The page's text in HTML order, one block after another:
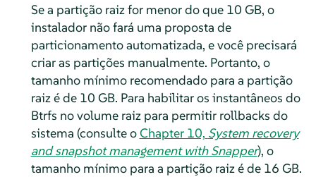
Se a partição raiz for menor do que 10 GB, o
instalador não fará uma proposta de
particionamento automatizada, e você precisará
criar as partições manualmente. Portanto, o
tamanho mínimo recomendado para a partição
raiz é de 10 GB. Para habilitar os instantâneos do
Btrfs no volume raiz para permitir rollbacks do
sistema (consulte oChapter 10, System recovery
and snapshot management with Snapper), o
tamanho mínimo para a partição raiz é de 16 GB.